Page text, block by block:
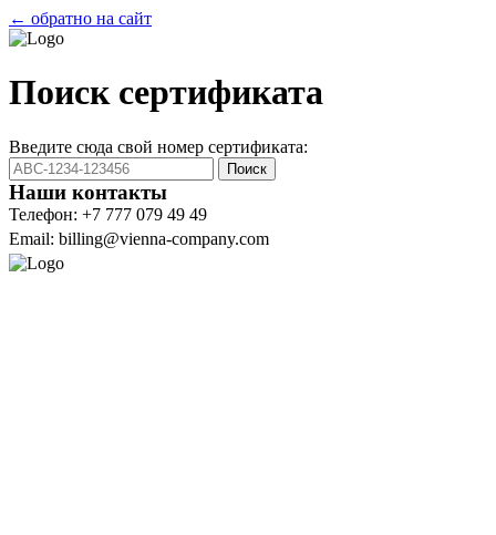
← обратно на сайт
Поиск сертификата
Введите сюда свой номер сертификата:
Поиск
Наши контакты
Телефон: +7 777 079 49 49
Email: billing@vienna-company.com